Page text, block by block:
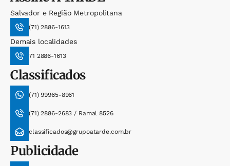
Salvador e Região Metropolitana
(71) 2886-1613
Demais localidades
71 2886-1613
Classificados
(71) 99965-8961
(71) 2886-2683 / Ramal 8526
classificados@grupoatarde.com.br
Publicidade